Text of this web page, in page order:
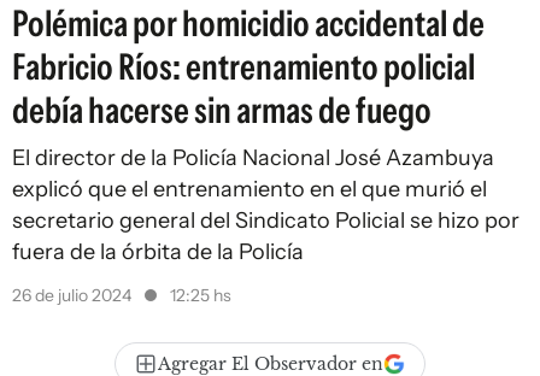
Polémica por homicidio accidental de
Fabricio Ríos: entrenamiento policial
debía hacerse sin armas de fuego
El director de la Policía Nacional José Azambuya
explicó que el entrenamiento en el que murió el
secretario general del Sindicato Policial se hizo por
fuera de la órbita de la Policía
26 de julio 2024 12:25 hs
Agregar El Observador en